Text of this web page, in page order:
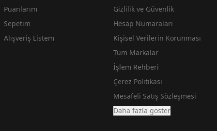
Puanlarım
Sepetim
Alışveriş Listem
Gizlilik ve Güvenlik
Hesap Numaraları
Kişisel Verilerin Korunması
Tüm Markalar
İşlem Rehberi
Çerez Politikası
Mesafeli Satış Sözleşmesi
Daha fazla göster